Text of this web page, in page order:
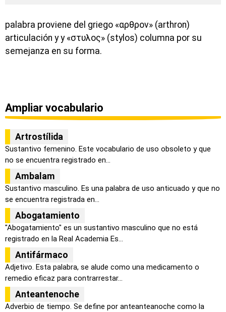
palabra proviene del griego «αρθρον» (arthron)
articulación y y «στυλος» (stylos) columna por su
semejanza en su forma.
Ampliar vocabulario
Artrostílida
Sustantivo femenino. Este vocabulario de uso obsoleto y que
no se encuentra registrado en...
Ambalam
Sustantivo masculino. Es una palabra de uso anticuado y que no
se encuentra registrada en...
Abogatamiento
"Abogatamiento" es un sustantivo masculino que no está
registrado en la Real Academia Es...
Antifármaco
Adjetivo. Esta palabra, se alude como una medicamento o
remedio eficaz para contrarrestar...
Anteantenoche
Adverbio de tiempo. Se define por anteanteanoche como la